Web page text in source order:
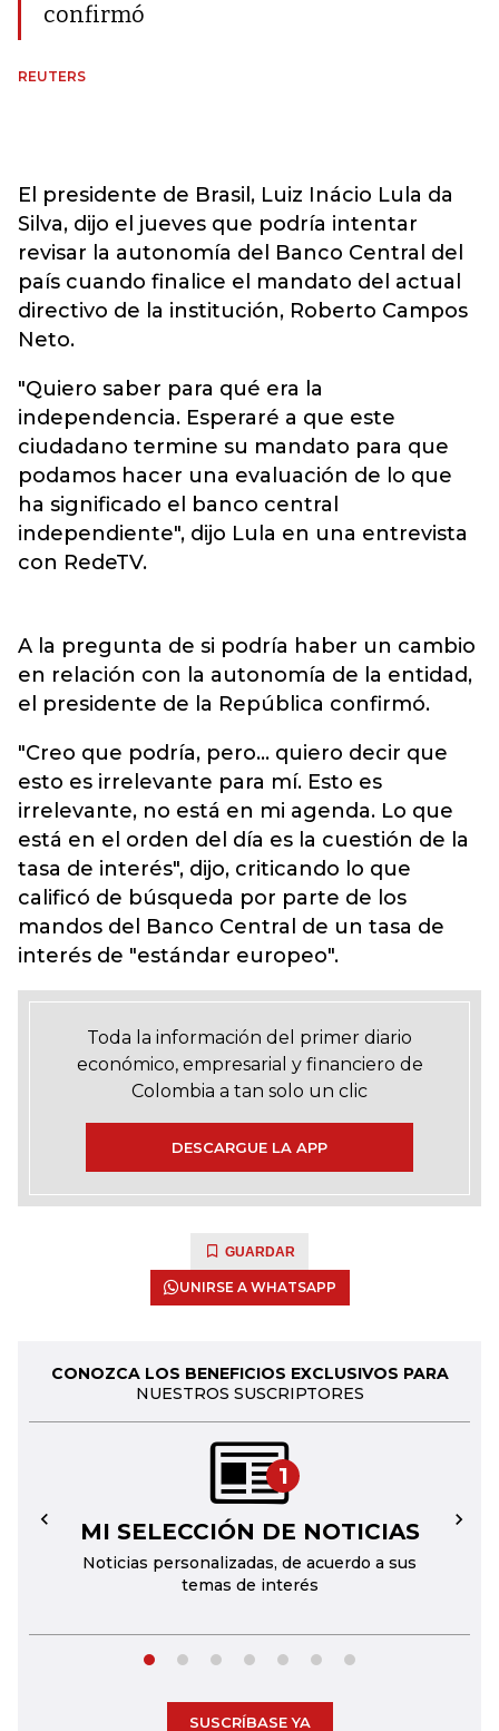
confirmó
REUTERS
El presidente de Brasil, Luiz Inácio Lula da
Silva, dijo el jueves que podría intentar
revisar la autonomía del Banco Central del
país cuando finalice el mandato del actual
directivo de la institución, Roberto Campos
Neto.
"Quiero saber para qué era la
independencia. Esperaré a que este
ciudadano termine su mandato para que
podamos hacer una evaluación de lo que
ha significado el banco central
independiente", dijo Lula en una entrevista
con RedeTV.
A la pregunta de si podría haber un cambio
en relación con la autonomía de la entidad,
el presidente de la República confirmó.
"Creo que podría, pero... quiero decir que
esto es irrelevante para mí. Esto es
irrelevante, no está en mi agenda. Lo que
está en el orden del día es la cuestión de la
tasa de interés", dijo, criticando lo que
calificó de búsqueda por parte de los
mandos del Banco Central de un tasa de
interés de "estándar europeo".
Toda la información del primer diario
económico, empresarial y financiero de
Colombia a tan solo un clic
DESCARGUE LA APP
GUARDAR
UNIRSE A WHATSAPP
CONOZCA LOS BENEFICIOS EXCLUSIVOS PARA
NUESTROS SUSCRIPTORES
1
MI SELECCIÓN DE NOTICIAS
Noticias personalizadas, de acuerdo a sus
temas de interés
← →
SUSCRÍBASE YA